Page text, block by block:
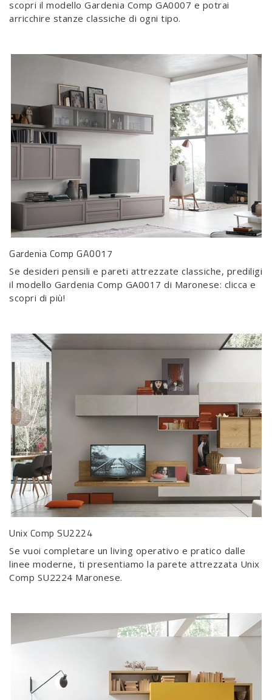
scopri il modello Gardenia Comp GA0007 e potrai
arricchire stanze classiche di ogni tipo.
Gardenia Comp GA0017
Se desideri pensili e pareti attrezzate classiche, prediligi
il modello Gardenia Comp GA0017 di Maronese: clicca e
scopri di più!
Unix Comp SU2224
Se vuoi completare un living operativo e pratico dalle
linee moderne, ti presentiamo la parete attrezzata Unix
Comp SU2224 Maronese.